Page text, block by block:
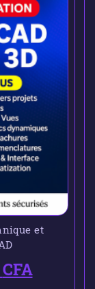
et
CFA